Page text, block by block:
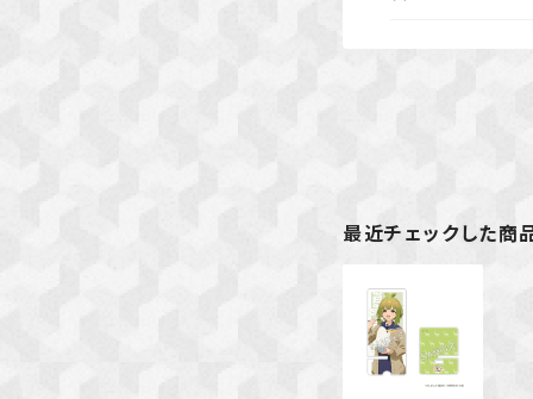
最近チェックした商